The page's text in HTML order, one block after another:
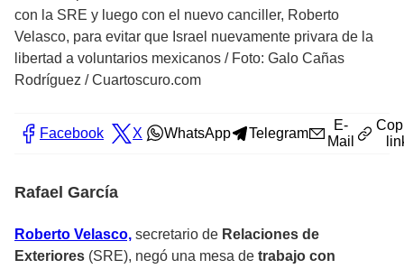
con la SRE y luego con el nuevo canciller, Roberto
Velasco, para evitar que Israel nuevamente privara de la
libertad a voluntarios mexicanos / Foto: Galo Cañas
Rodríguez / Cuartoscuro.com
Facebook X WhatsApp Telegram
E-
Mail
Rafael García
Roberto Velasco, secretario de Relaciones de
Exteriores (SRE), negó una mesa de trabajo con